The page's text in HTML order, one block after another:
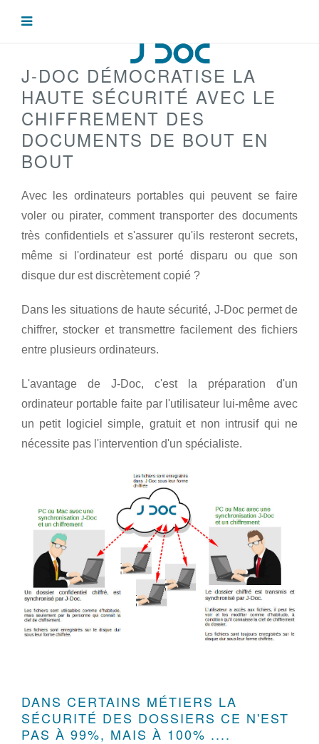
J-DOC DÉMOCRATISE LA
HAUTE SÉCURITÉ AVEC LE
CHIFFREMENT DES
DOCUMENTS DE BOUT EN
BOUT
Avec les ordinateurs portables qui peuvent se faire
voler ou pirater, comment transporter des documents
très confidentiels et s'assurer qu'ils resteront secrets,
même si l'ordinateur est porté disparu ou que son
disque dur est discrètement copié ?
Dans les situations de haute sécurité, J-Doc permet de
chiffrer, stocker et transmettre facilement des fichiers
entre plusieurs ordinateurs.
L'avantage de J-Doc, c'est la préparation d'un
ordinateur portable faite par l'utilisateur lui-même avec
un petit logiciel simple, gratuit et non intrusif qui ne
nécessite pas l'intervention d'un spécialiste.
DANS CERTAINS MÉTIERS LA
SÉCURITÉ DES DOSSIERS CE N'EST
PAS À 99%, MAIS À 100% ....